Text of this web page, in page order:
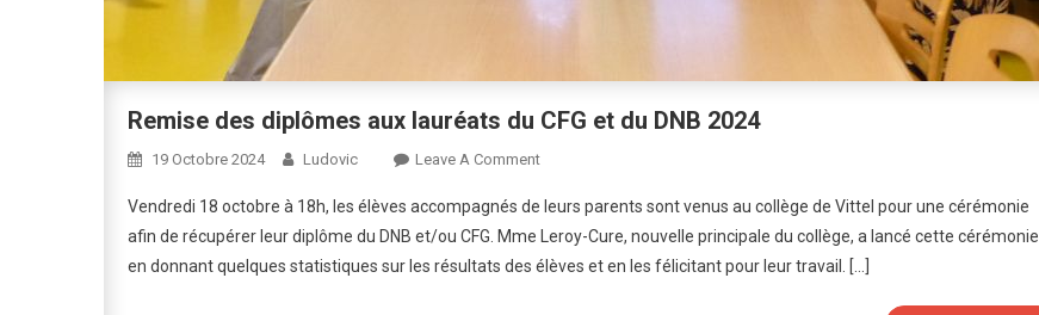
Remise des diplômes aux lauréats du CFG et du DNB 2024
19 Octobre 2024 Ludovic Leave A CommentOn
Des
Diplômes
Aux
Vendredi 18 octobre à 18h, les élèves accompagnés de leurs parents sont venus au collège de Vittel pour une cérémonie
afin de récupérer leur diplôme du DNB et/ou CFG. Mme Leroy-Cure, nouvelle principale du collège, a lancé cette cérémonie
en donnant quelques statistiques sur les résultats des élèves et en les félicitant pour leur travail. […]